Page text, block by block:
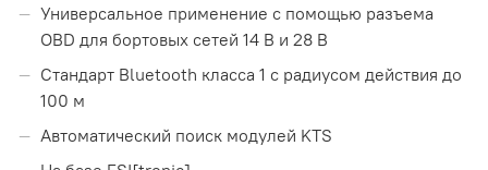
Универсальное применение с помощью разъема
OBD для бортовых сетей 14 В и 28 В
Стандарт Bluetooth класса 1 с радиусом действия до
100 м
Автоматический поиск модулей KTS